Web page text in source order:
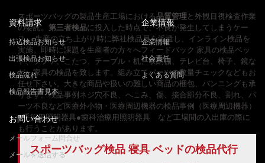
スポーツバッグの製品生産工場における品質管理 と外観目視検査作業
の委託。 第三者検品に投入した時点で、不良が発生してしまうケー
ス。 生産の立ち上がり時に弊社検品員を派遣し、インライン検品を
実施。即時に課題を生産者の方々へフィードバック 家具の検品ベッ
ド、ソファ、こたつ、テーブル・机、収納棚、テレビ台、椅子、鏡な
ど、家具の検品を致します。組み立てパーツの数量チェックなどもお
任せ下さい。大きな商品や扱いの難しい商品の梱包、バンニングも承
ります。検品事例ネジ穴不良、へこみ、傷、接合部分不良、割れ、パ
ーツ不良など医療外小物・医療周辺機器の検品事例（医療周辺機器）
●手術用照明器具●歯科治療用照明器具 など工場間の入出庫の際に
も行うことがあります。
スポーツバッグ検品 寝具 ベッドの検品代行
資料請求
持込検品お知らせ
出張検品お知らせ
検品流れ
検品報告書見本
企業情報
企業情報
社会責任
よくある質問
お問い合わせ
メールフォーム問合せ
メールを送信する